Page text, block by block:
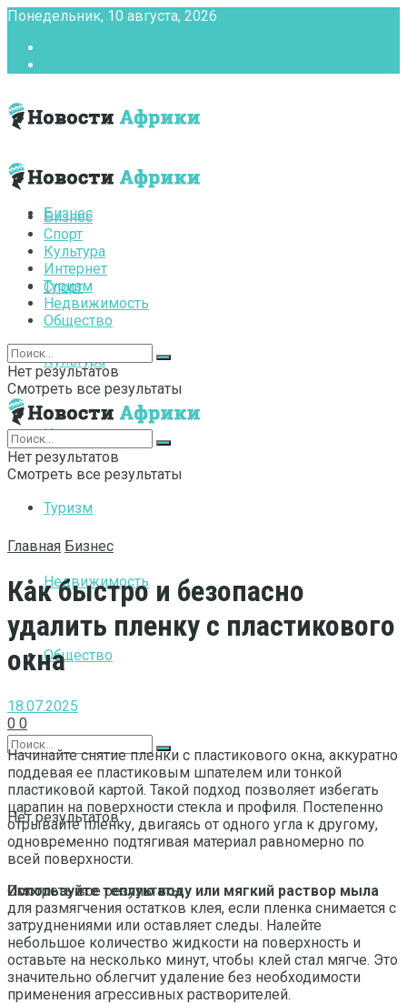
Понедельник, 10 августа, 2026
Бизнес
Спорт
Культура
Интернет
Туризм
Недвижимость
Общество
Нет результатов
Смотреть все результаты
Бизнес
Спорт
Культура
Интернет
Туризм
Недвижимость
Общество
Нет результатов
Смотреть все результаты
Нет результатов
Смотреть все результаты
Главная Бизнес
Как быстро и безопасно
удалить пленку с пластикового
окна
18.07.2025
0 0
Начинайте снятие пленки с пластикового окна, аккуратно
поддевая ее пластиковым шпателем или тонкой
пластиковой картой. Такой подход позволяет избегать
царапин на поверхности стекла и профиля. Постепенно
отрывайте пленку, двигаясь от одного угла к другому,
одновременно подтягивая материал равномерно по
всей поверхности.
Используйте теплую воду или мягкий раствор мыла
для размягчения остатков клея, если пленка снимается с
затруднениями или оставляет следы. Налейте
небольшое количество жидкости на поверхность и
оставьте на несколько минут, чтобы клей стал мягче. Это
значительно облегчит удаление без необходимости
применения агрессивных растворителей.